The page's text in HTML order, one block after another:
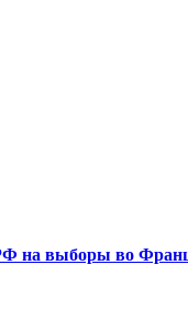
на выборы во